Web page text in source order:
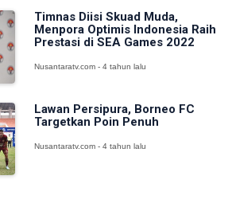
Timnas Diisi Skuad Muda,
Menpora Optimis Indonesia Raih
Prestasi di SEA Games 2022
Nusantaratv.com - 4 tahun lalu
Lawan Persipura, Borneo FC
Targetkan Poin Penuh
Nusantaratv.com - 4 tahun lalu